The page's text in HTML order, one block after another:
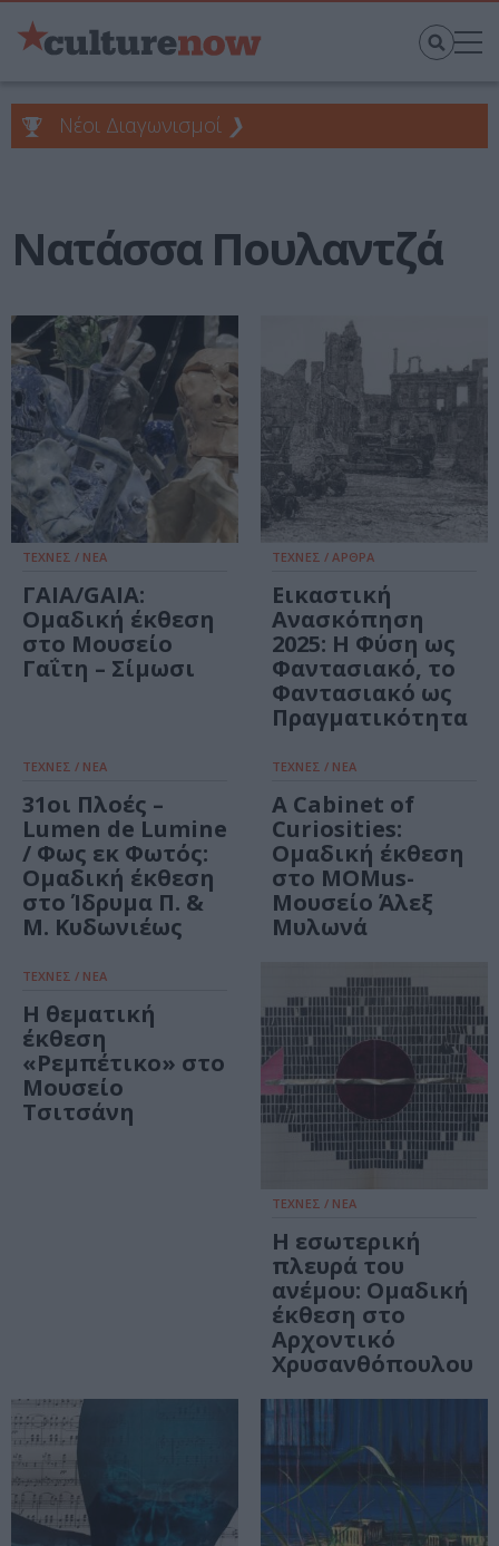
Νέοι Διαγωνισμοί ❯
Νατάσσα Πουλαντζά
ΤΕΧΝΕΣ / ΝΕΑ
ΓΑΙΑ/GAIA:
Ομαδική έκθεση
στο Μουσείο
Γαΐτη – Σίμωσι
ΤΕΧΝΕΣ / ΑΡΘΡΑ
Εικαστική
Ανασκόπηση
2025: Η Φύση ως
Φαντασιακό, το
Φαντασιακό ως
Πραγματικότητα
ΤΕΧΝΕΣ / ΝΕΑ
31οι Πλοές –
Lumen de Lumine
/ Φως εκ Φωτός:
Ομαδική έκθεση
στο Ίδρυμα Π. &
Μ. Κυδωνιέως
ΤΕΧΝΕΣ / ΝΕΑ
Α Cabinet of
Curiosities:
Ομαδική έκθεση
στο MOMus-
Μουσείο Άλεξ
Μυλωνά
ΤΕΧΝΕΣ / ΝΕΑ
Η θεματική
έκθεση
«Ρεμπέτικο» στο
Μουσείο
Τσιτσάνη
ΤΕΧΝΕΣ / ΝΕΑ
Η εσωτερική
πλευρά του
ανέμου: Ομαδική
έκθεση στο
Αρχοντικό
Χρυσανθόπουλου